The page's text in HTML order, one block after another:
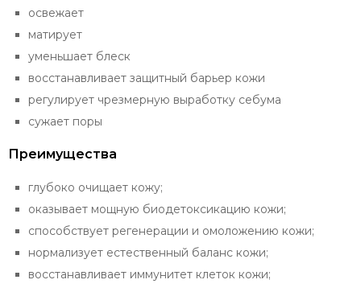
освежает
матирует
уменьшает блеск
восстанавливает защитный барьер кожи
регулирует чрезмерную выработку cебума
сужает поры
Преимущества
глубоко очищает кожу;
оказывает мощную биодетоксикацию кожи;
способствует регенерации и омоложению кожи;
нормализует естественный баланс кожи;
восстанавливает иммунитет клеток кожи;